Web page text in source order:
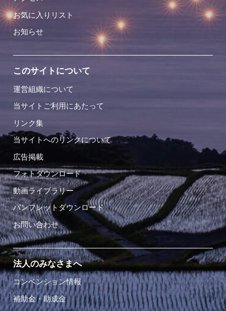
お気に入りリスト
お知らせ
このサイトについて
運営組織について
当サイトご利用にあたって
リンク集
当サイトへのリンクについて
広告掲載
フォトダウンロード
動画ライブラリー
パンフレットダウンロード
お問い合わせ
法人のみなさまへ
コンベンション情報
補助金・助成金